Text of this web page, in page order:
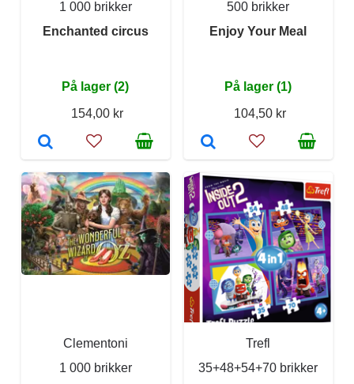
1 000 brikker
Enchanted circus
På lager (2)
154,00 kr
500 brikker
Enjoy Your Meal
På lager (1)
104,50 kr
Clementoni
1 000 brikker
Trefl
35+48+54+70 brikker